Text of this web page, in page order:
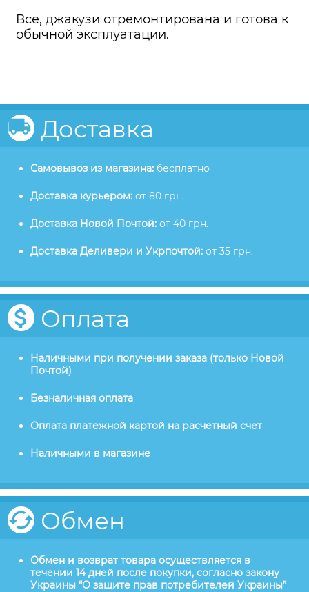
Все, джакузи отремонтирована и готова к
обычной эксплуатации.
Доставка
Самовывоз из магазина: бесплатно
Доставка курьером: от 80 грн.
Доставка Новой Почтой: от 40 грн.
Доставка Деливери и Укрпочтой: от 35 грн.
Оплата
Наличными при получении заказа (только Новой
Почтой)
Безналичная оплата
Оплата платежной картой на расчетный счет
Наличными в магазине
Обмен
Обмен и возврат товара осуществляется в
течении 14 дней после покупки, согласно закону
Украины “О защите прав потребителей Украины”